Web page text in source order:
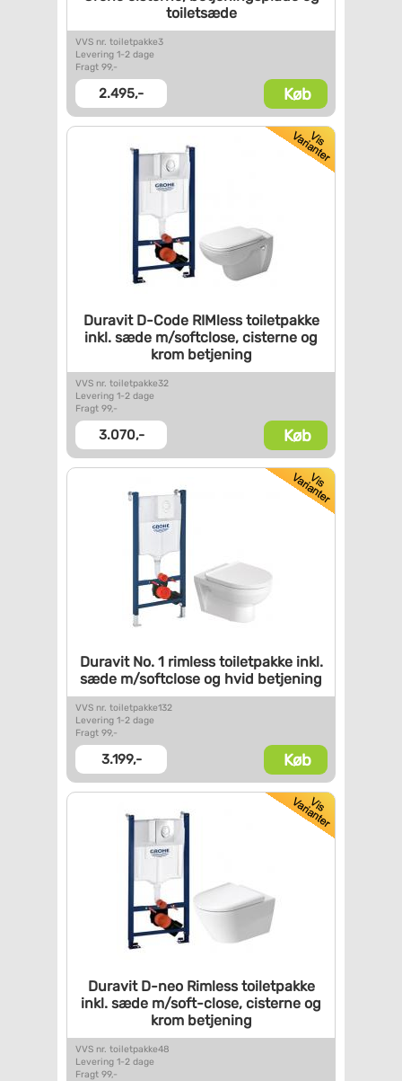
toiletsæde
VVS nr. toiletpakke3
Levering 1-2 dage
Fragt 99,-
2.495,- Køb
Duravit D-Code RIMlesstoiletpakke
inkl. sæde m/softclose, cisterne og
krombetjening
VVS nr. toiletpakke32
Levering 1-2 dage
Fragt 99,-
3.070,- Køb
Duravit No. 1 rimlesstoiletpakke inkl.
sæde m/softclose og hvid betjening
VVS nr. toiletpakke132
Levering 1-2 dage
Fragt 99,-
3.199,- Køb
Duravit D-neo Rimlesstoiletpakke
inkl. sæde m/soft-close, cisterne og
krombetjening
VVS nr. toiletpakke48
Levering 1-2 dage
Fragt 99,-